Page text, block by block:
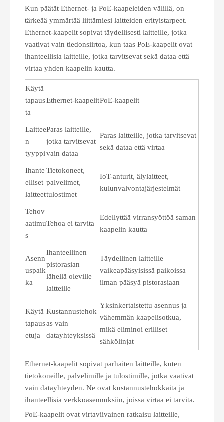
Kun päätät Ethernet- ja PoE-kaapeleiden välillä, on
tärkeää ymmärtää liittämiesi laitteiden erityistarpeet.
Ethernet-kaapelit sopivat täydellisesti laitteille, jotka
vaativat vain tiedonsiirtoa, kun taas PoE-kaapelit ovat
ihanteellisia laitteille, jotka tarvitsevat sekä dataa että
virtaa yhden kaapelin kautta.
Käytä
tapaus
ta
Ethernet-kaapelitPoE-kaapelit
Laittee
n
tyyppi
Paras laitteille,
jotka tarvitsevat
vain dataa
Paras laitteille, jotka tarvitsevat
sekä dataa että virtaa
Ihante
elliset
laitteet
Tietokoneet,
palvelimet,
tulostimet
IoT-anturit, älylaitteet,
kulunvalvontajärjestelmät
Tehov
aatimu
s
Tehoa ei tarvita
Edellyttää virransyöttöä saman
kaapelin kautta
Asenn
uspaik
ka
Ihanteellinen
pistorasian
lähellä oleville
laitteille
Täydellinen laitteille
vaikeapääsyisissä paikoissa
ilman pääsyä pistorasiaan
Käytä
tapaus
etuja
Kustannustehok
as vain
datayhteyksissä
Yksinkertaistettu asennus ja
vähemmän kaapelisotkua,
mikä eliminoi erilliset
sähkölinjat
Ethernet-kaapelit sopivat parhaiten laitteille, kuten
tietokoneille, palvelimille ja tulostimille, jotka vaativat
vain datayhteyden. Ne ovat kustannustehokkaita ja
ihanteellisia verkkoasennuksiin, joissa virtaa ei tarvita.
PoE-kaapelit ovat virtaviivainen ratkaisu laitteille,